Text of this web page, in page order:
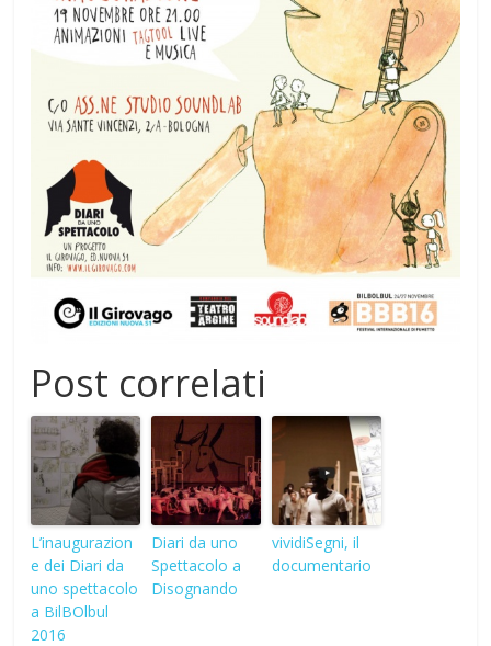
Post correlati
L’inaugurazion
e dei Diari da
uno spettacolo
a BilBOlbul
2016
Diari da uno
Spettacolo a
Disognando
vividiSegni, il
documentario